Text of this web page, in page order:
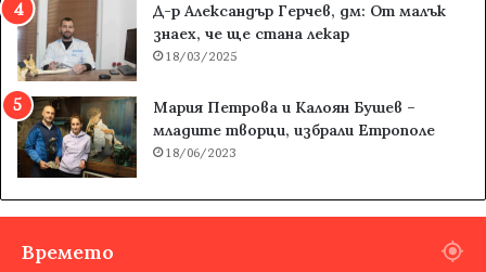
Д-р Александър Герчев, дм: От малък
знаех, че ще стана лекар
18/03/2025
Мария Петрова и Калоян Бушев –
младите творци, избрали Етрополе
18/06/2023
Времето